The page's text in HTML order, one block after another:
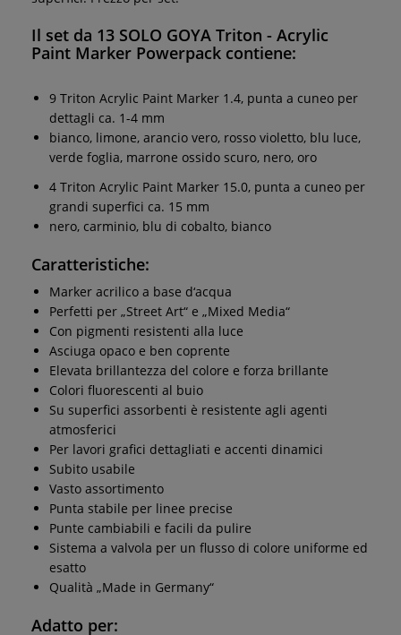
Il set da 13 SOLO GOYA Triton - Acrylic
Paint Marker Powerpack contiene:
9 Triton Acrylic Paint Marker 1.4, punta a cuneo per
dettagli ca. 1-4 mm
bianco, limone, arancio vero, rosso violetto, blu luce,
verde foglia, marrone ossido scuro, nero, oro
4 Triton Acrylic Paint Marker 15.0, punta a cuneo per
grandi superfici ca. 15 mm
nero, carminio, blu di cobalto, bianco
Caratteristiche:
Marker acrilico a base d‘acqua
Perfetti per „Street Art“ e „Mixed Media“
Con pigmenti resistenti alla luce
Asciuga opaco e ben coprente
Elevata brillantezza del colore e forza brillante
Colori fluorescenti al buio
Su superfici assorbenti è resistente agli agenti
atmosferici
Per lavori grafici dettagliati e accenti dinamici
Subito usabile
Vasto assortimento
Punta stabile per linee precise
Punte cambiabili e facili da pulire
Sistema a valvola per un flusso di colore uniforme ed
esatto
Qualità „Made in Germany“
Adatto per: